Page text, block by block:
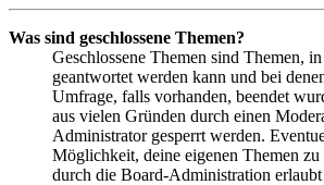
Was sind geschlossene Themen?
Geschlossene Themen sind Themen,
geantwortet werden kann und bei
Umfrage, falls vorhanden, beendet
aus vielen Gründen durch einen
Administrator gesperrt werden.
Möglichkeit, deine eigenen Themen zu
durch die Board-Administration